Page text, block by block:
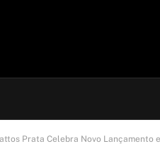
Prata Celebra Novo Lançamento